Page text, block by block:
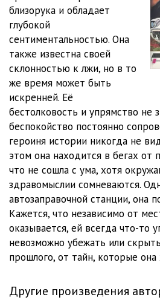
02_02_04
02_02_05
02_02_06
02_02_07
02_02_08
02_02_09
02_02_10
02_02_11
02_02_12
02_02_13
02_02_15
близорука и обладает
глубокой
сентиментальностью. Она
также известна своей
склонностью к лжи, но в то
же время может быть
искренней. Её
бестолковость и упрямство не
беспокойство постоянно
героиня истории никогда не
этом она находится в бегах от
что не сошла с ума, хотя
здравомыслии сомневаются.
автозаправочной станции, она
Кажется, что независимо от
оказывается, ей всегда что-то
невозможно убежать или
прошлого, от тайн, которые
Другие произведения